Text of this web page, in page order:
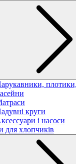
круги
і насоси
для хлопчиків